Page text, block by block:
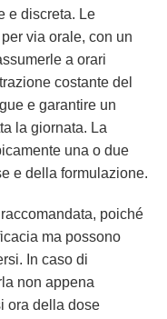
e discreta. Le
via orale, con un
a orari
costante del
e garantire un
la giornata. La
una o due
e della formulazione.
poiché
ma possono
In caso di
non appena
ora della dose